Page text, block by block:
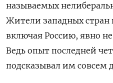
называемых
Жители западных стран
включая Россию, явно
Ведь опыт последней
подсказывал им совсем